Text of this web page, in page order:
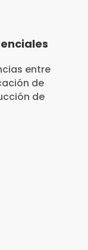
entre
de
de